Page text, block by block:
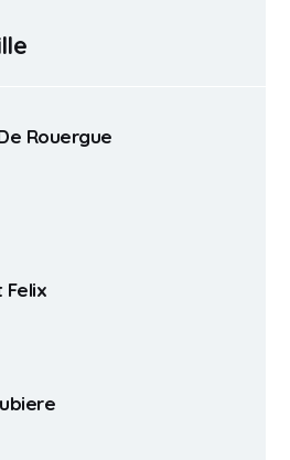
Rouergue
Felix